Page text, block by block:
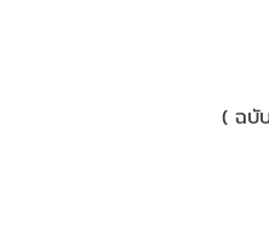
( ฉบั